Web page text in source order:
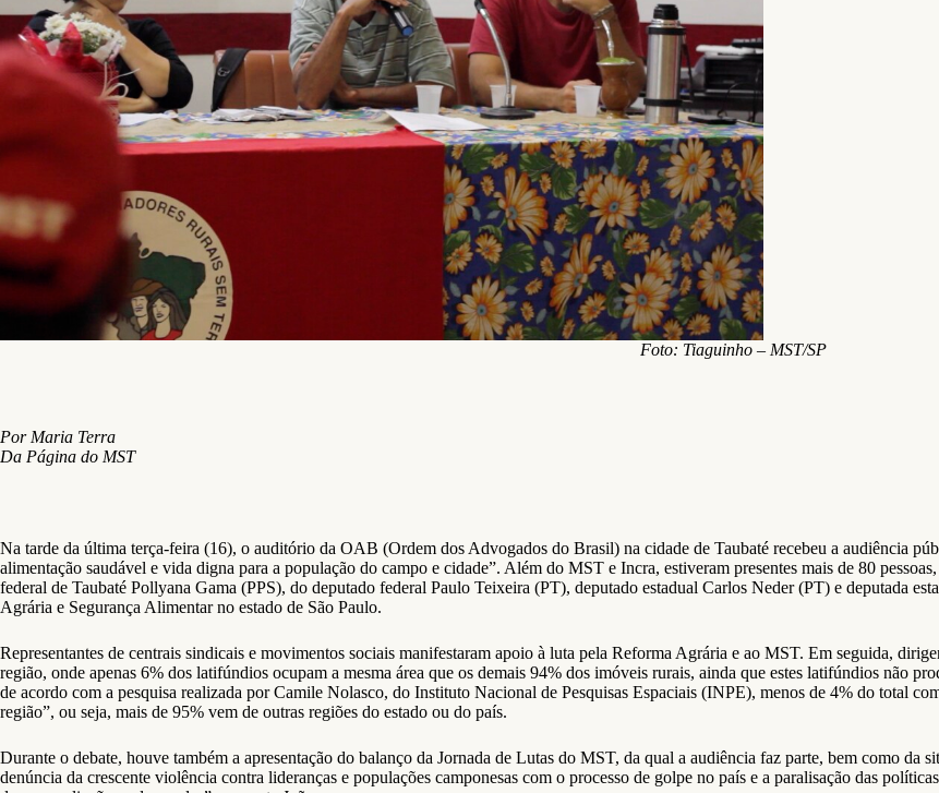
Foto: Tiaguinho – MST/SP
Por Maria Terra
Da Página do MST
Na tarde da última terça-feira (16), o auditório da OAB (Ordem dos Advogados do Brasil) na cidade de Taubaté recebeu a audiência
alimentação saudável e vida digna para a população do campo e cidade”. Além do MST e Incra, estiveram presentes mais de 80
federal de Taubaté Pollyana Gama (PPS), do deputado federal Paulo Teixeira (PT), deputado estadual Carlos Neder (PT) e deputada
Agrária e Segurança Alimentar no estado de São Paulo.
Representantes de centrais sindicais e movimentos sociais manifestaram apoio à luta pela Reforma Agrária e ao MST. Em seguida,
região, onde apenas 6% dos latifúndios ocupam a mesma área que os demais 94% dos imóveis rurais, ainda que estes latifúndios não
de acordo com a pesquisa realizada por Camile Nolasco, do Instituto Nacional de Pesquisas Espaciais (INPE), menos de 4% do total
região”, ou seja, mais de 95% vem de outras regiões do estado ou do país.
Durante o debate, houve também a apresentação do balanço da Jornada de Lutas do MST, da qual a audiência faz parte, bem como da
denúncia da crescente violência contra lideranças e populações camponesas com o processo de golpe no país e a paralisação das